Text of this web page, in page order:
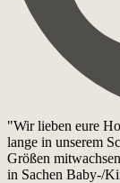
"Wir lieben eure
lange in unserem
Größen
in Sachen Baby-/